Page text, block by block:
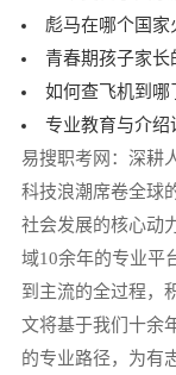
彪马在哪个国家
青春期孩子家
如何查飞机到哪
专业教育与介绍
易搜职考网：深耕
科技浪潮席卷全球
社会发展的核心动
域10余年的专业平
到主流的全过程，
文将基于我们十余
的专业路径，为有